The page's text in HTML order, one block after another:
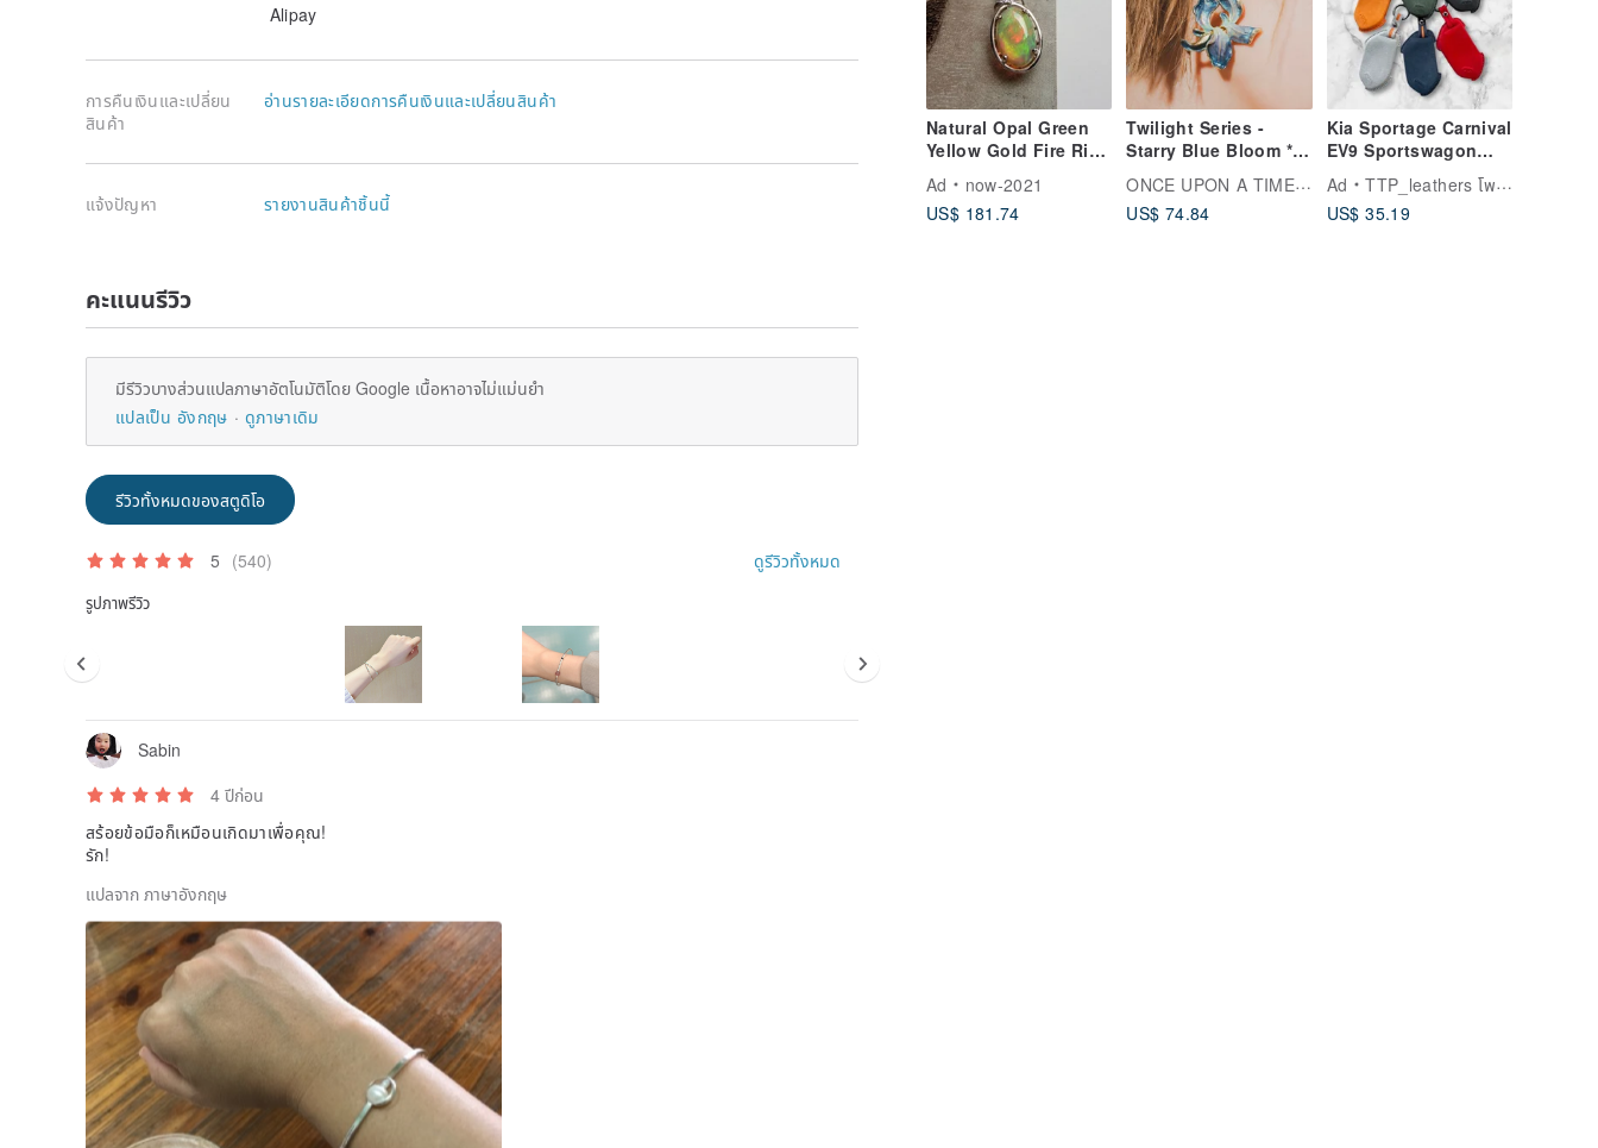
Natural Opal Green
Yellow Gold Fire Rich
Sterling Silver
Necklace Collectible
Ad
now-2021
US$ 181.74
Twilight Series -
Starry Blue Bloom *
Blue-Purple Flower
Brass Ear Cuff
ONCE UPON A TIME เครื่องประดับ
US$ 74.84
Kia Sportage Carnival
EV9 Sportswagon
Key Fob Case Holder
Ad
TTP_leathers โพไซตัน เลเธอร์ อเทลิเยร์
US$ 35.19
Alipay
การคืนเงินและเปลี่ยน
สินค้า
อ่านรายละเอียดการคืนเงินและเปลี่ยนสินค้า
แจ้งปัญหา รายงานสินค้าชิ้นนี้
คะแนนรีวิว
มีรีวิวบางส่วนแปลภาษาอัตโนมัติโดย Google เนื้อหาอาจไม่แม่นยำ
แปลเป็น อังกฤษ
ดูภาษาเดิม
รีวิวทั้งหมดของสตูดิโอ
5 (540) ดูรีวิวทั้งหมด
รูปภาพรีวิว
Sabin
4 ปีก่อน
สร้อยข้อมือก็เหมือนเกิดมาเพื่อคุณ!
รัก!
แปลจาก ภาษาอังกฤษ